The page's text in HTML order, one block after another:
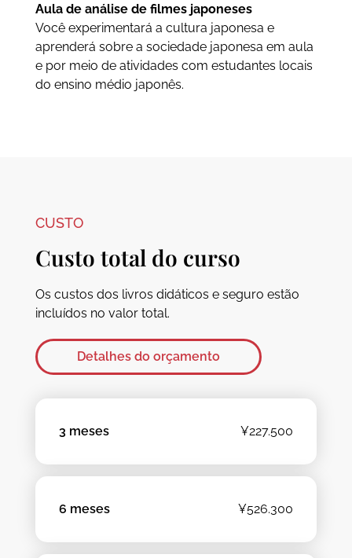
Aula de análise de filmes japoneses
Você experimentará a cultura japonesa e
aprenderá sobre a sociedade japonesa em aula
e por meio de atividades com estudantes locais
do ensino médio japonês.
3 meses ¥227.500
6 meses ¥526.300
CUSTO
Custo total do curso
Os custos dos livros didáticos e seguro estão
incluídos no valor total.
Detalhes do orçamento